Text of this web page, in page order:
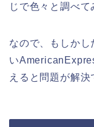
じで色々と調べて
なので、もしか
い
えると問題が解決